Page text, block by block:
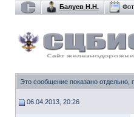
Балуев Н.Н.
Это сообщение показано отдельно,
06.04.2013, 20:26